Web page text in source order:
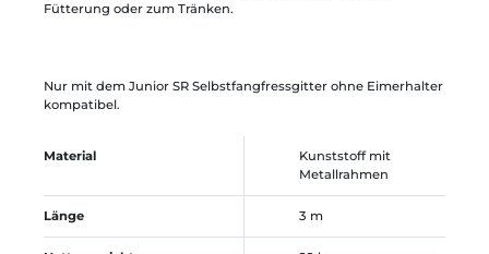
Fütterung oder zum Tränken.
Nur mit dem Junior SR Selbstfangfressgitter ohne Eimerhalter
kompatibel.
Material
Kunststoff mit
Metallrahmen
Länge 3 m